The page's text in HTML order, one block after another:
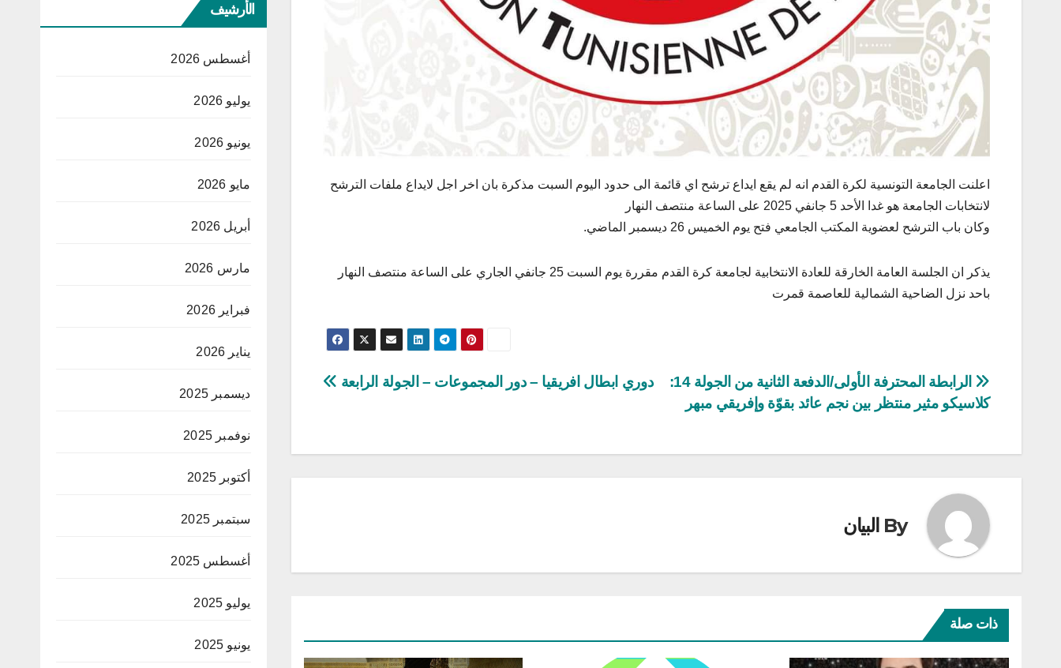
اعلنت الجامعة التونسية لكرة القدم انه لم يقع ايداع ترشح اي قائمة الى حدود اليوم السبت مذكرة بان اخر اجل لايداع ملفات الترشح
لانتخابات الجامعة هو غدا الأحد 5 جانفي 2025 على الساعة منتصف النهار
وكان باب الترشح لعضوية المكتب الجامعي فتح يوم الخميس 26 ديسمبر الماضي.
يذكر ان الجلسة العامة الخارقة للعادة الانتخابية لجامعة كرة القدم مقررة يوم السبت 25 جانفي الجاري على الساعة منتصف النهار
باحد نزل الضاحية الشمالية للعاصمة قمرت
تصفّح
المقالات
دوري ابطال افريقيا – دور المجموعات – الجولة الرابعة
الرابطة المحترفة الأولى/الدفعة الثانية من الجولة 14:
كلاسيكو مثير منتظر بين نجم عائد بقوّة وإفريقي مبهر
By البيان
ذات صلة
الأرشيف
أغسطس 2026
يوليو 2026
يونيو 2026
مايو 2026
أبريل 2026
مارس 2026
فبراير 2026
يناير 2026
ديسمبر 2025
نوفمبر 2025
أكتوبر 2025
سبتمبر 2025
أغسطس 2025
يوليو 2025
يونيو 2025